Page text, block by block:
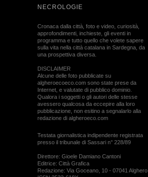
NECROLOGIE
Cronaca dalla città, foto e video, curiosità,
approfondimenti, inchieste, gli eventi in
programma e tutto quello che volete sapere
sulla vita nella città catalana in Sardegna, da
una prospettiva diversa.
DISCLAIMER
Alcune delle foto pubblicate su
algheroecoeco.com sono state prese da
Internet, e valutate di pubblico dominio.
Qualora i soggetti o gli autori delle stesse
avessero qualcosa da eccepire alla loro
pubblicazione, non esitino a segnalarlo alla
redazione di algheroeco.com
Testata giornalistica indipendente registrata
presso il tribunale di Sassari n° 228/89
Direttore: Gioele Damiano Cantoni
Editrice: Città Grafica
Redazione: Via Goceano, 10 - 07041 Alghero